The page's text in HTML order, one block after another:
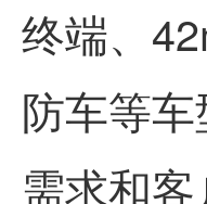
终端、
防车等
需求和